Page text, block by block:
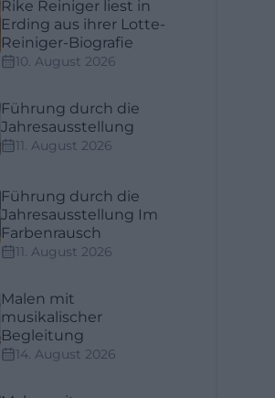
Rike Reiniger liest in
Erding aus ihrer Lotte-
Reiniger-Biografie
10. August 2026
Führung durch die
Jahresausstellung
11. August 2026
Führung durch die
Jahresausstellung Im
Farbenrausch
11. August 2026
Malen mit
musikalischer
Begleitung
14. August 2026